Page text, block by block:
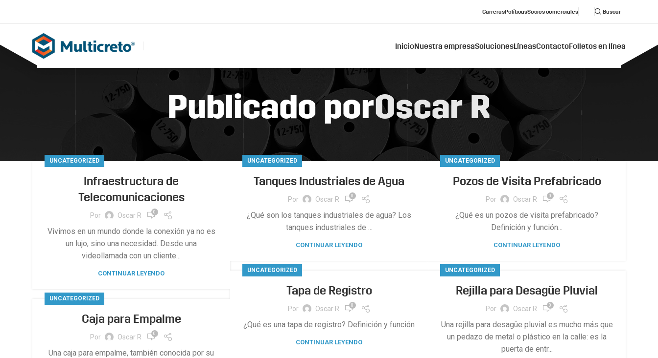
CarrerasPolíticasSocios comerciales Buscar
InicioNuestra empresaSolucionesLíneasContactoFolletos en línea
Publicado porOscar R
UNCATEGORIZED
Infraestructura de
Telecomunicaciones
Por Oscar R 0
Vivimos en un mundo donde la conexión ya no es
un lujo, sino una necesidad. Desde una
videollamada con un cliente...
CONTINUAR LEYENDO
UNCATEGORIZED
Tanques Industriales de Agua
Por Oscar R 0
¿Qué son los tanques industriales de agua? Los
tanques industriales de ...
CONTINUAR LEYENDO
UNCATEGORIZED
Pozos de Visita Prefabricado
Por Oscar R 0
¿Qué es un pozos de visita prefabricado?
Definición y función...
CONTINUAR LEYENDO
UNCATEGORIZED
Tapa de Registro
Por Oscar R 0
¿Qué es una tapa de registro? Definición y función
CONTINUAR LEYENDO
UNCATEGORIZED
Rejilla para Desagüe Pluvial
Por Oscar R 0
Una rejilla para desagüe pluvial es mucho más que
un pedazo de metal o plástico en la calle: es la
puerta de entr...
UNCATEGORIZED
Caja para Empalme
Por Oscar R 0
Una caja para empalme, también conocida por su